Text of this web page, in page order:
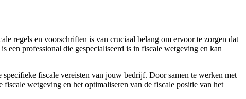
regels en voorschriften is van cruciaal belang om ervoor te zorgen dat
professional die gespecialiseerd is in fiscale wetgeving en kan
fiscale vereisten van jouw bedrijf. Door samen te werken met
wetgeving en het optimaliseren van de fiscale positie van het